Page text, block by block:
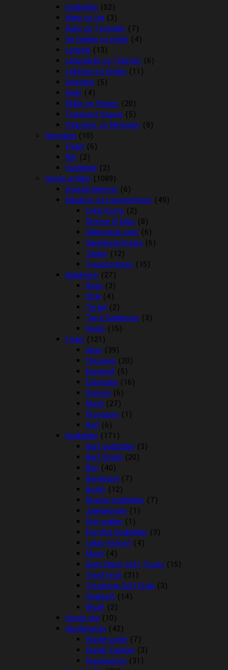
Godbidder (52)
Halm og Hø (3)
Huler og Tunneller (7)
Hø hække og bolde (4)
Legetøj (13)
Løbegårde og Toiletter (6)
Løbehjul og Kugler (11)
Pelspleje (5)
Seler (4)
Skåle og Flasker (20)
Transport Kasser (5)
Vitaminer og Mineraler (9)
Havedam (10)
Foder (6)
Net (2)
Vandpleje (2)
Hunde artikler (1089)
Angstproblemer (6)
Biludstyr og transportbure (49)
Cykel Kurve (2)
Diverse til bilen (8)
Sikkerheds seler (6)
Sædebeskyttelse (6)
Tasker (12)
Transportbure (15)
Dækkener (27)
Regn (3)
Strik (4)
Terapi (2)
Tørre Dækkener (3)
Vinter (15)
Foder (121)
Arion (39)
Chicopee (20)
Easybarf (5)
Eukanuba (16)
Genesis (6)
Mush (27)
Pronature (1)
Rafi (6)
Godbidder (171)
Barf godbidder (3)
Barf Snack (20)
Ben (40)
Benebone (7)
Boxby (12)
Diverse godbidder (7)
Julekalender (1)
Kiwi walker (1)
Kornfrie Godbidder (3)
Lakse Krønch (4)
Mush (4)
Semi Moist Soft Treats (15)
TreatTime (31)
Treattime Soft Snak (3)
Vitakraft (14)
Woolf (2)
Hunde sko (10)
Hundesenge (42)
Hunde puder (7)
Hunde Tæpper (3)
Hundesenge (31)